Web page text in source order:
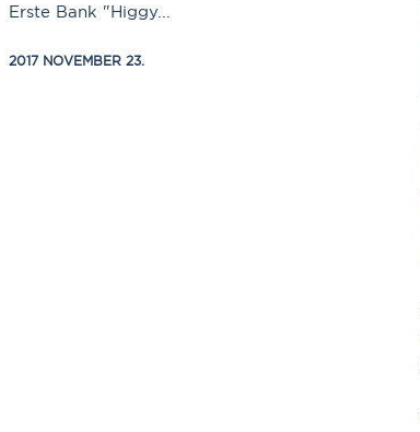
Erste Bank "Higgy...
2017 NOVEMBER 23.